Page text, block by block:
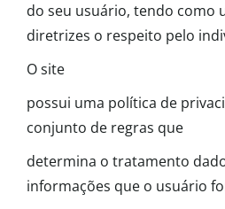
do seu usuário, tendo como
diretrizes o respeito pelo
O site
possui uma política de
conjunto de regras que
determina o tratamento
informações que o usuário